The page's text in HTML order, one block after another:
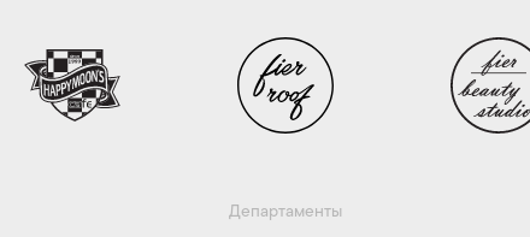
Департаменты